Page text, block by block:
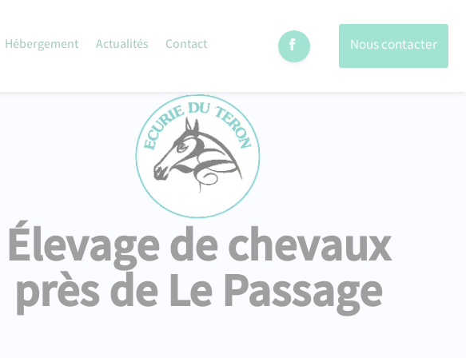
Hébergement Actualités Contact Nous contacter
Élevage de chevaux
près de Le Passage